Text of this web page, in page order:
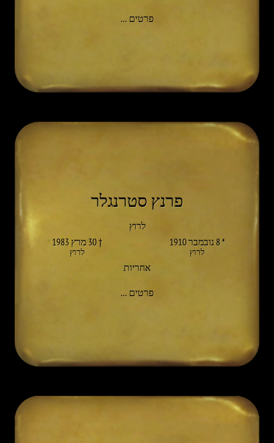
פרטים …
פרנץ סטרנגלר
לרוץ
* 8 נובמבר 1910
לרוץ
† 30 מרץ 1983
לרוץ
אחריות
פרטים …